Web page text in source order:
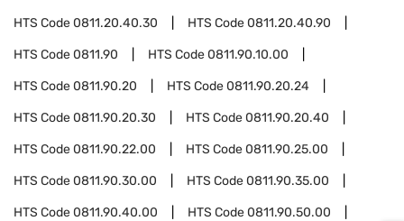
HTS Code0811.20.40.30 HTS Code0811.20.40.90
HTS Code0811.90 HTS Code0811.90.10.00
HTS Code0811.90.20 HTS Code0811.90.20.24
HTS Code0811.90.20.30 HTS Code0811.90.20.40
HTS Code0811.90.22.00 HTS Code0811.90.25.00
HTS Code0811.90.30.00 HTS Code0811.90.35.00
HTS Code0811.90.40.00 HTS Code0811.90.50.00